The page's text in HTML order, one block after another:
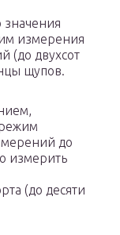
значения
измерения
(до двухсот
щупов.
до
измерить
(до десяти